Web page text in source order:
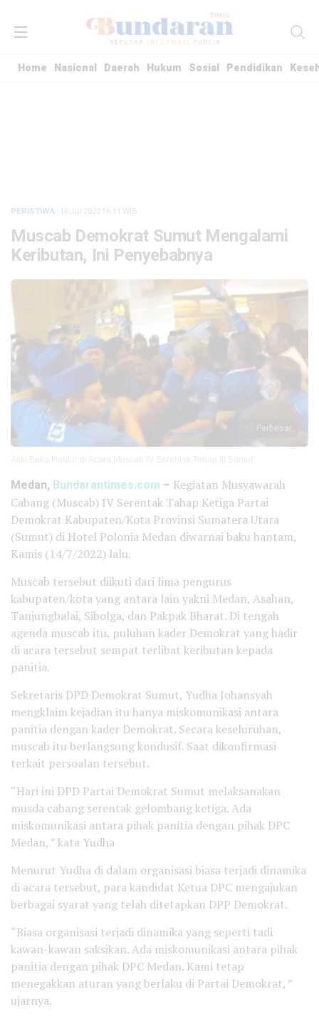
Home Nasional Daerah Hukum Sosial Pendidikan
PERISTIWA · 16 Jul 2022 16:11 WIB
Muscab Demokrat Sumut Mengalami
Keributan, Ini Penyebabnya
Perbesar
Medan, Bundarantimes.com – Kegiatan Musyawarah
Cabang (Muscab) IV Serentak Tahap Ketiga Partai
Demokrat Kabupaten/Kota Provinsi Sumatera Utara
(Sumut) di Hotel Polonia Medan diwarnai baku hantam,
Kamis (14/7/2022) lalu.
Muscab tersebut diikuti dari lima pengurus
kabupaten/kota yang antara lain yakni Medan, Asahan,
Tanjungbalai, Sibolga, dan Pakpak Bharat. Di tengah
agenda muscab itu, puluhan kader Demokrat yang hadir
di acara tersebut sempat terlibat keributan kepada
panitia.
Sekretaris DPD Demokrat Sumut, Yudha Johansyah
mengklaim kejadian itu hanya miskomunikasi antara
panitia dengan kader Demokrat. Secara keseluruhan,
muscab itu berlangsung kondusif. Saat dikonfirmasi
terkait persoalan tersebut.
“Hari ini DPD Partai Demokrat Sumut melaksanakan
musda cabang serentak gelombang ketiga. Ada
miskomunikasi antara pihak panitia dengan pihak DPC
Medan, ” kata Yudha
Menurut Yudha di dalam organisasi biasa terjadi dinamika
di acara tersebut, para kandidat Ketua DPC mengajukan
berbagai syarat yang telah ditetapkan DPP Demokrat.
“Biasa organisasi terjadi dinamika yang seperti tadi
kawan-kawan saksikan. Ada miskomunikasi antara pihak
panitia dengan pihak DPC Medan. Kami tetap
menegakkan aturan yang berlaku di Partai Demokrat, ”
ujarnya.